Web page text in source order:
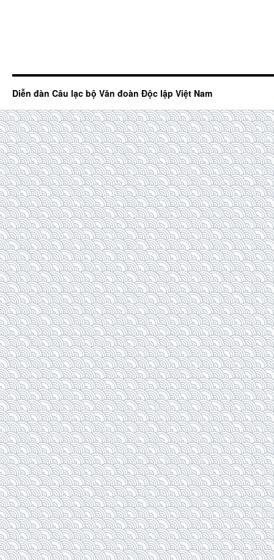
Diễn đàn Câu lạc bộ Văn đoàn Độc lập Việt Nam